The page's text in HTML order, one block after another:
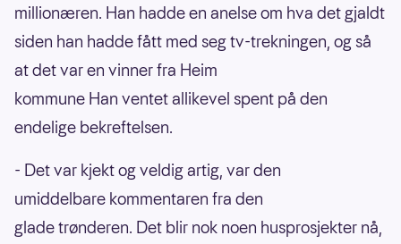
millionæren. Han hadde en anelse om hva det gjaldt
siden han hadde fått med seg tv-trekningen, og så
at det var en vinner fra Heim
kommune Han ventet allikevel spent på den
endelige bekreftelsen.
- Det var kjekt og veldig artig, var den
umiddelbare kommentaren fra den
glade trønderen. Det blir nok noen husprosjekter nå,